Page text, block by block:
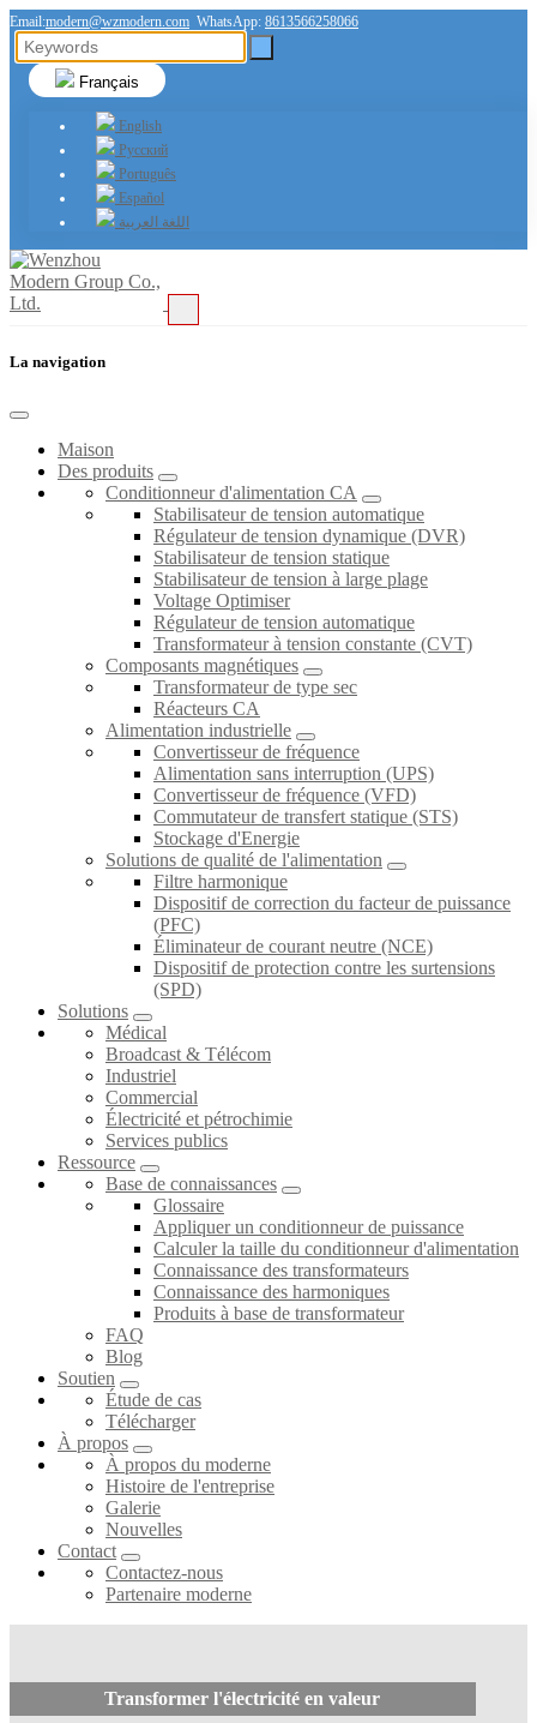
Email:modern@wzmodern.com WhatsApp: 8613566258066
Français
English
Русский
Português
Español
اللغة العربية
La navigation
Maison
Des produits
Conditionneur d'alimentation CA
Stabilisateur de tension automatique
Régulateur de tension dynamique (DVR)
Stabilisateur de tension statique
Stabilisateur de tension à large plage
Voltage Optimiser
Régulateur de tension automatique
Transformateur à tension constante (CVT)
Composants magnétiques
Transformateur de type sec
Réacteurs CA
Alimentation industrielle
Convertisseur de fréquence
Alimentation sans interruption (UPS)
Convertisseur de fréquence (VFD)
Commutateur de transfert statique (STS)
Stockage d'Energie
Solutions de qualité de l'alimentation
Filtre harmonique
Dispositif de correction du facteur de puissance
(PFC)
Éliminateur de courant neutre (NCE)
Dispositif de protection contre les surtensions
(SPD)
Solutions
Médical
Broadcast & Télécom
Industriel
Commercial
Électricité et pétrochimie
Services publics
Ressource
Base de connaissances
Glossaire
Appliquer un conditionneur de puissance
Calculer la taille du conditionneur d'alimentation
Connaissance des transformateurs
Connaissance des harmoniques
Produits à base de transformateur
FAQ
Blog
Soutien
Étude de cas
Télécharger
À propos
À propos du moderne
Histoire de l'entreprise
Galerie
Nouvelles
Contact
Contactez-nous
Partenaire moderne
Transformer l'électricité en valeur